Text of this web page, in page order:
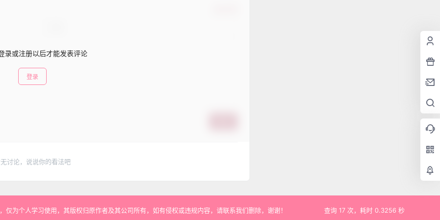
录或注册以后才能发表评论
登录
讨论，说说你的看法吧
仅为个人学习使用，其版权归原作者及其公司所有，如有侵权或违规内容，请联系我们删除，谢谢！ 查询 17 次，耗时 0.3256 秒